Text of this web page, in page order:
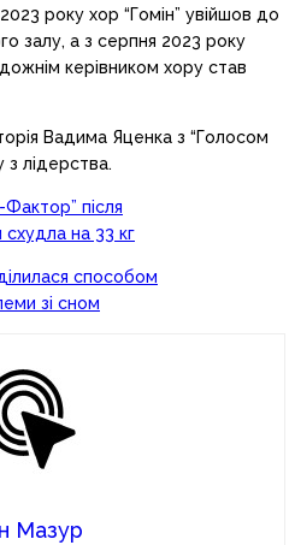
року хор “Гомін” увійшов до
залу, а з серпня 2023 року
керівником хору став
Вадима Яценка з “Голосом
з лідерства.
після
схудла на 33 кг
способом
зі сном
Мазур